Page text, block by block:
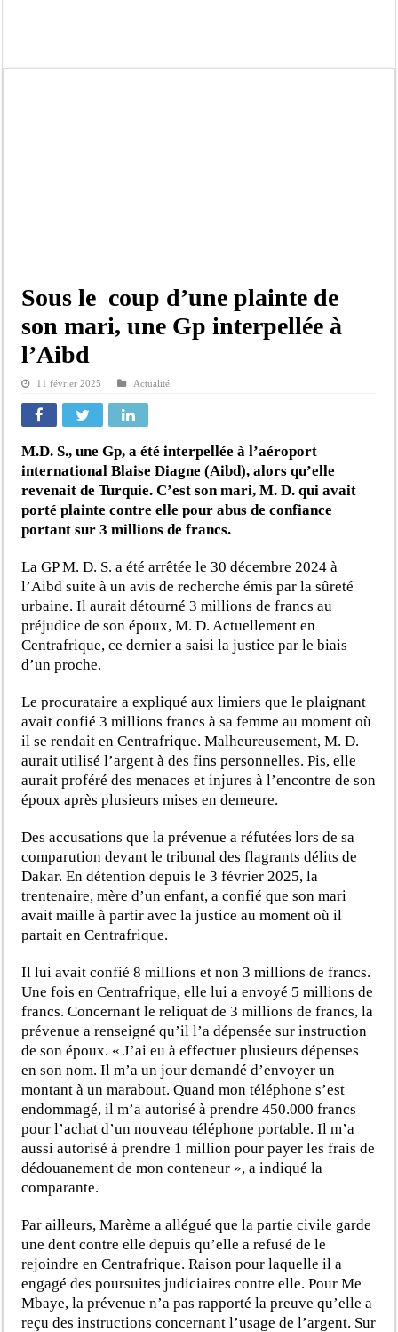
Sous le coup d’une plainte de
son mari, une Gp interpellée à
l’Aibd
11 février 2025 Actualité
M.D. S., une Gp, a été interpellée à l’aéroport
international Blaise Diagne (Aibd), alors qu’elle
revenait de Turquie. C’est son mari, M. D. qui avait
porté plainte contre elle pour abus de confiance
portant sur 3 millions de francs.
La GP M. D. S. a été arrêtée le 30 décembre 2024 à
l’Aibd suite à un avis de recherche émis par la sûreté
urbaine. Il aurait détourné 3 millions de francs au
préjudice de son époux, M. D. Actuellement en
Centrafrique, ce dernier a saisi la justice par le biais
d’un proche.
Le procurataire a expliqué aux limiers que le plaignant
avait confié 3 millions francs à sa femme au moment où
il se rendait en Centrafrique. Malheureusement, M. D.
aurait utilisé l’argent à des fins personnelles. Pis, elle
aurait proféré des menaces et injures à l’encontre de son
époux après plusieurs mises en demeure.
Des accusations que la prévenue a réfutées lors de sa
comparution devant le tribunal des flagrants délits de
Dakar. En détention depuis le 3 février 2025, la
trentenaire, mère d’un enfant, a confié que son mari
avait maille à partir avec la justice au moment où il
partait en Centrafrique.
Il lui avait confié 8 millions et non 3 millions de francs.
Une fois en Centrafrique, elle lui a envoyé 5 millions de
francs. Concernant le reliquat de 3 millions de francs, la
prévenue a renseigné qu’il l’a dépensée sur instruction
de son époux. « J’ai eu à effectuer plusieurs dépenses
en son nom. Il m’a un jour demandé d’envoyer un
montant à un marabout. Quand mon téléphone s’est
endommagé, il m’a autorisé à prendre 450.000 francs
pour l’achat d’un nouveau téléphone portable. Il m’a
aussi autorisé à prendre 1 million pour payer les frais de
dédouanement de mon conteneur », a indiqué la
comparante.
Par ailleurs, Marème a allégué que la partie civile garde
une dent contre elle depuis qu’elle a refusé de le
rejoindre en Centrafrique. Raison pour laquelle il a
engagé des poursuites judiciaires contre elle. Pour Me
Mbaye, la prévenue n’a pas rapporté la preuve qu’elle a
reçu des instructions concernant l’usage de l’argent. Sur